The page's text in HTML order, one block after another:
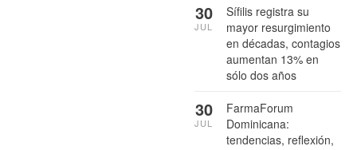
Sífilis registra su
mayor resurgimiento
en décadas, contagios
aumentan 13% en
sólo dos años
30
JUL
FarmaForum
Dominicana:
tendencias, reflexión,
30
JUL